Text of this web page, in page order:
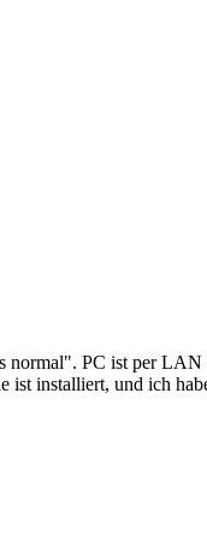
normal". PC ist per
installiert, und ich